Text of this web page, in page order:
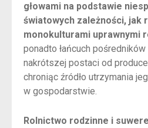
głowami na podstawie
światowych zależności, jak
monokulturami uprawnymi
ponadto łańcuch
nakrótszej postaci od
chroniąc źródło utrzymania
w gospodarstwie.
Rolnictwo rodzinne i